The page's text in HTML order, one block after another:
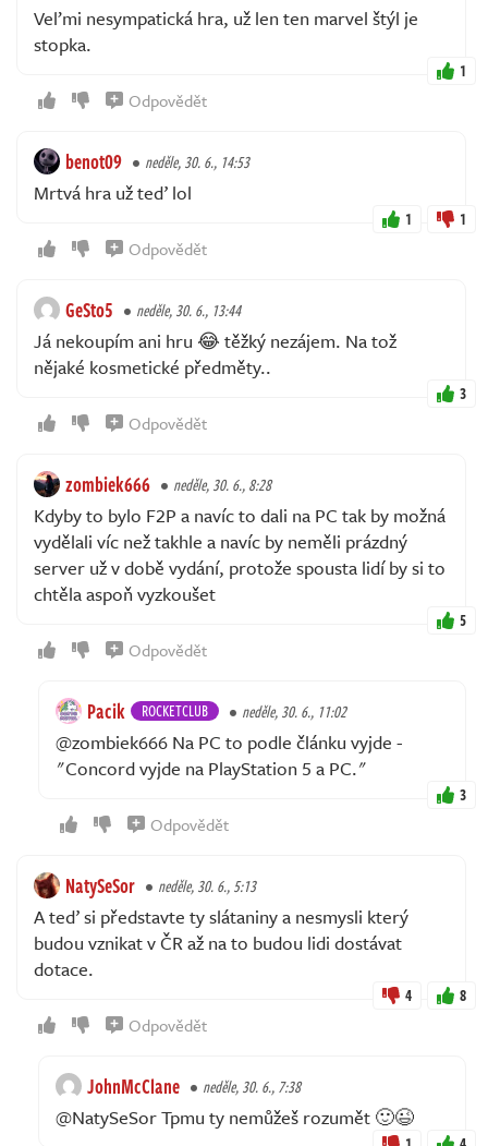
Veľmi nesympatická hra, už len ten marvel štýl je
stopka.
1
Odpovědět
benot09 neděle, 30. 6., 14:53
Mrtvá hra už teď lol
1 1
Odpovědět
GeSto5 neděle, 30. 6., 13:44
Já nekoupím ani hru 😂 těžký nezájem. Na tož
nějaké kosmetické předměty..
3
Odpovědět
zombiek666 neděle, 30. 6., 8:28
Kdyby to bylo F2P a navíc to dali na PC tak by možná
vydělali víc než takhle a navíc by neměli prázdný
server už v době vydání, protože spousta lidí by si to
chtěla aspoň vyzkoušet
5
Odpovědět
Pacik ROCKETCLUB neděle, 30. 6., 11:02
@zombiek666 Na PC to podle článku vyjde -
"Concord vyjde na PlayStation 5 a PC."
3
Odpovědět
NatySeSor neděle, 30. 6., 5:13
A teď si představte ty slátaniny a nesmysli který
budou vznikat v ČR až na to budou lidi dostávat
dotace.
4 8
Odpovědět
JohnMcClane neděle, 30. 6., 7:38
@NatySeSor Tpmu ty nemůžeš rozumět 🙂😉